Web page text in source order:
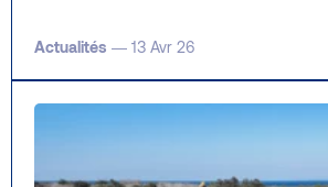
Politique de protection des données et Cookies
Actualités — 13 Avr 26